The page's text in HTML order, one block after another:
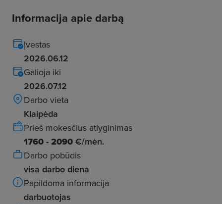
Informacija apie darbą
Įvestas
2026.06.12
Galioja iki
2026.07.12
Darbo vieta
Klaipėda
Prieš mokesčius atlyginimas
1760 - 2090 €/mėn.
Darbo pobūdis
visa darbo diena
Papildoma informacija
darbuotojas